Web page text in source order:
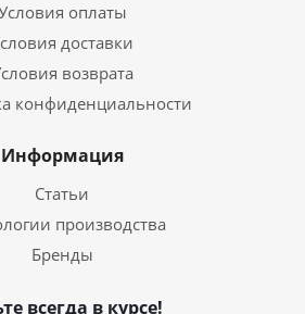
оплаты
доставки
возврата
конфиденциальности
Информация
Статьи
производства
Бренды
всегда в курсе!